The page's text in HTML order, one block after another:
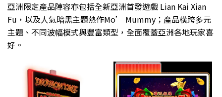
亞洲限定產品陣容亦包括全新亞洲首發遊戲 Lian Kai Xian
Fu，以及人氣暗黑主題熱作Mo’ Mummy；產品橫跨多元
主題、不同波幅模式與豐富類型，全面覆蓋亞洲各地玩家喜
好。